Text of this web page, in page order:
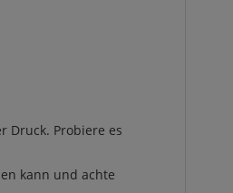
Druck. Probiere es
kann und achte